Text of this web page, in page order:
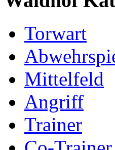
Torwart
Mittelfeld
Angriff
Trainer